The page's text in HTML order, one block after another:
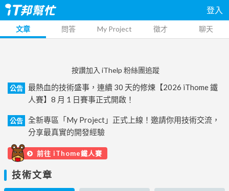
登入
文章 問答 My Project 徵才 聊天
按讚加入 iThelp 粉絲團追蹤
公告
最熱血的技術盛事，連續 30 天的修煉【2026 iThome 鐵
人賽】8 月 1 日賽事正式開啟！
公告
全新專區「My Project」正式上線！邀請你用技術交流，
分享最真實的開發經驗
前往 iThome鐵人賽
技術文章